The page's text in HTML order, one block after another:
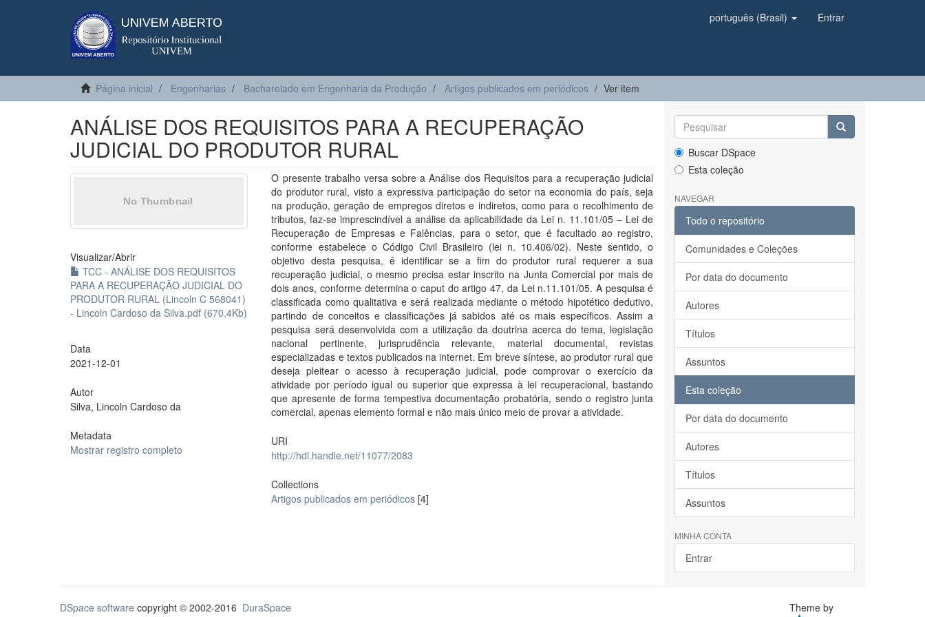
português (Brasil) Entrar
Página inicial Engenharias Bacharelado em Engenharia da Produção Artigos publicados em periódicos Ver item
ANÁLISE DOS REQUISITOS PARA A RECUPERAÇÃO
JUDICIAL DO PRODUTOR RURAL
Visualizar/Abrir
TCC - ANÁLISE DOS REQUISITOS
PARA A RECUPERAÇÃO JUDICIAL DO
PRODUTOR RURAL (Lincoln C 568041)
- Lincoln Cardoso da Silva.pdf (670.4Kb)
Data
2021-12-01
Autor
Silva, Lincoln Cardoso da
Metadata
Mostrar registro completo
O presente trabalho versa sobre a Análise dos Requisitos para a recuperação judicial
do produtor rural, visto a expressiva participação do setor na economia do país, seja
na produção, geração de empregos diretos e indiretos, como para o recolhimento de
tributos, faz-se imprescindível a análise da aplicabilidade da Lei n. 11.101/05 – Lei de
Recuperação de Empresas e Falências, para o setor, que é facultado ao registro,
conforme estabelece o Código Civil Brasileiro (lei n. 10.406/02). Neste sentido, o
objetivo desta pesquisa, é identificar se a fim do produtor rural requerer a sua
recuperação judicial, o mesmo precisa estar inscrito na Junta Comercial por mais de
dois anos, conforme determina o caput do artigo 47, da Lei n.11.101/05. A pesquisa é
classificada como qualitativa e será realizada mediante o método hipotético dedutivo,
partindo de conceitos e classificações já sabidos até os mais específicos. Assim a
pesquisa será desenvolvida com a utilização da doutrina acerca do tema, legislação
nacional pertinente, jurisprudência relevante, material documental, revistas
especializadas e textos publicados na internet. Em breve síntese, ao produtor rural que
deseja pleitear o acesso à recuperação judicial, pode comprovar o exercício da
atividade por período igual ou superior que expressa à lei recuperacional, bastando
que apresente de forma tempestiva documentação probatória, sendo o registro junta
comercial, apenas elemento formal e não mais único meio de provar a atividade.
URI
http://hdl.handle.net/11077/2083
Collections
Artigos publicados em periódicos [4]
Buscar DSpace
Esta coleção
NAVEGAR
Todo o repositório
Comunidades e Coleções
Por data do documento
Autores
Títulos
Assuntos
Esta coleção
Por data do documento
Autores
Títulos
Assuntos
MINHA CONTA
Entrar
DSpace software copyright © 2002-2016 DuraSpace
Theme by